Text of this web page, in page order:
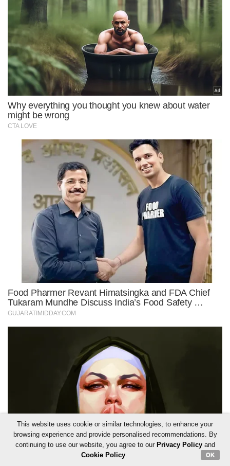
This website uses cookie or similar technologies, to enhance your
browsing experience and provide personalised recommendations. By
continuing to use our website, you agree to our Privacy Policyand
Cookie Policy. OK